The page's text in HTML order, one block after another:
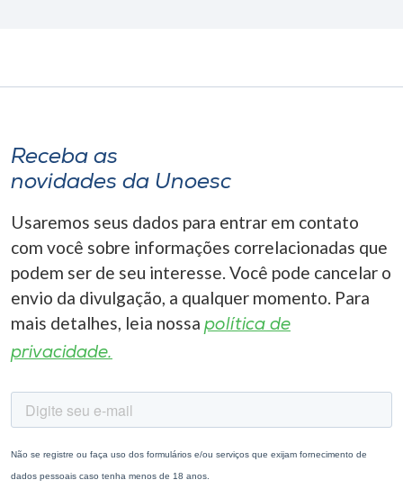
Receba as
novidades da Unoesc
Usaremos seus dados para entrar em contato
com você sobre informações correlacionadas que
podem ser de seu interesse. Você pode cancelar o
envio da divulgação, a qualquer momento. Para
mais detalhes, leia nossa política de
privacidade.